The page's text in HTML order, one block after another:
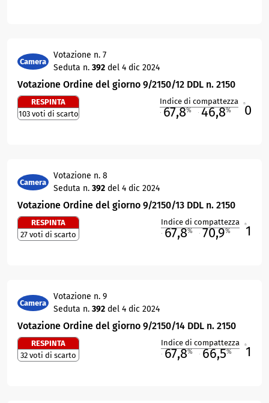
Camera
Votazione n. 7
Seduta n. 392 del 4 dic 2024
Votazione Ordine del giorno 9/2150/12 DDL n. 2150
RESPINTA
103 voti di scarto
Indice di compattezza
67,8% 46,8% 0
Camera
Votazione n. 8
Seduta n. 392 del 4 dic 2024
Votazione Ordine del giorno 9/2150/13 DDL n. 2150
RESPINTA
27 voti di scarto
Indice di compattezza
67,8% 70,9% 1
Camera
Votazione n. 9
Seduta n. 392 del 4 dic 2024
Votazione Ordine del giorno 9/2150/14 DDL n. 2150
RESPINTA
32 voti di scarto
Indice di compattezza
67,8% 66,5% 1